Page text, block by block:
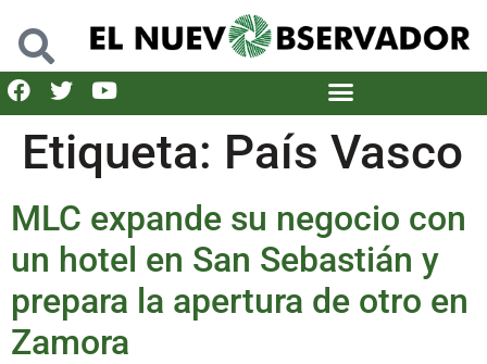
Etiqueta: País Vasco
MLC expande su negocio con
un hotel en San Sebastián y
prepara la apertura de otro en
Zamora